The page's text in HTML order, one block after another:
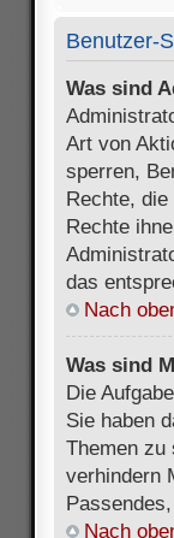
Benutzer-
Was sind
Art von
sperren,
Rechte,
Rechte
das
Nach
Was sind
Die
Sie haben
Themen zu
verhindern
Nach